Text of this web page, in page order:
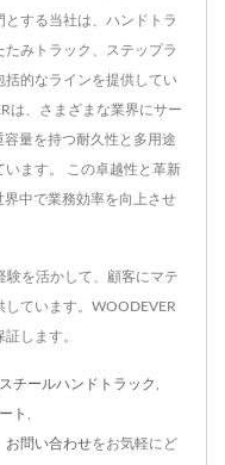
する当社は、ハンドトラ
みトラック、ステップラ
括的なラインを提供してい
は、さまざまな業界にサー
量を持つ耐久性と多用途
ます。 この卓越性と革新
中で業務効率を向上させ
験を活かして、顧客にマテ
しています。WOODEVER
します。
スチールハンドトラック
ト
お問い合わせをお気軽にど